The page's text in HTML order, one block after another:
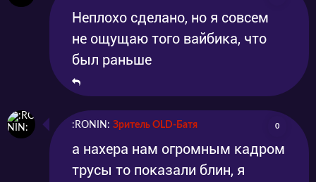
Неплохо сделано, но я совсем
не ощущаю того вайбика, что
был раньше
:RONIN: Зритель OLD-Батя 0
а нахера нам огромным кадром
трусы то показали блин, я